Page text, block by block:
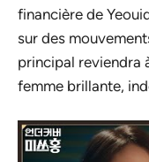
financière de
sur des
principal reviendra
femme brillante,